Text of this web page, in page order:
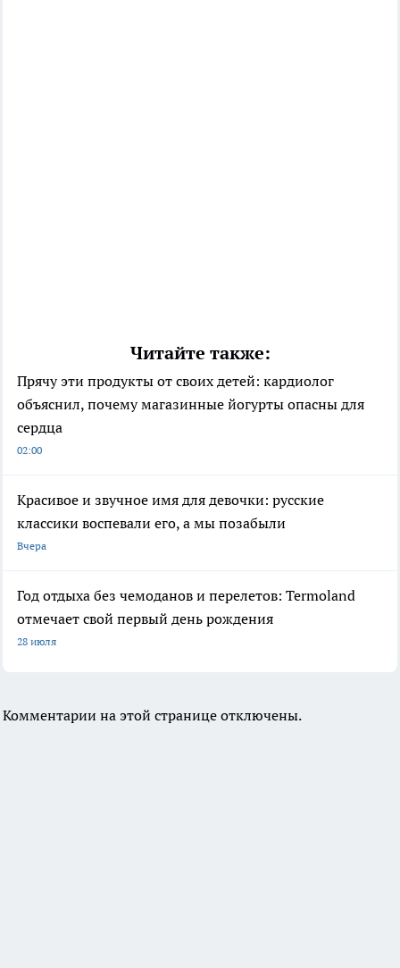
Читайте также:
Прячу эти продукты от своих детей: кардиолог
объяснил, почему магазинные йогурты опасны для
сердца
02:00
Красивое и звучное имя для девочки: русские
классики воспевали его, а мы позабыли
Вчера
Год отдыха без чемоданов и перелетов: Termoland
отмечает свой первый день рождения
28 июля
Комментарии на этой странице отключены.